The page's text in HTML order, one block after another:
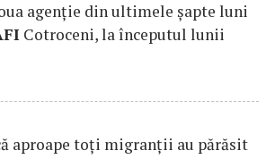
agenție din ultimele șapte luni
Cotroceni, la începutul lunii
aproape toţi migranţii au părăsit